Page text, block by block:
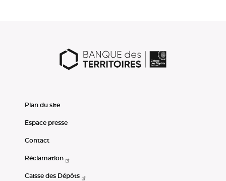
Plan du site
Espace presse
Contact
Réclamation
Caisse des Dépôts